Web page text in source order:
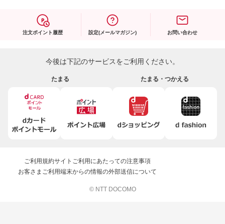
注文ポイント履歴 設定(メールマガジン) お問い合わせ
今後は下記のサービスをご利用ください。
たまる たまる・つかえる
ご利用規約サイトご利用にあたっての注意事項
お客さまご利用端末からの情報の外部送信について
© NTT DOCOMO